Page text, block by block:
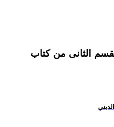
الثانى من كتاب